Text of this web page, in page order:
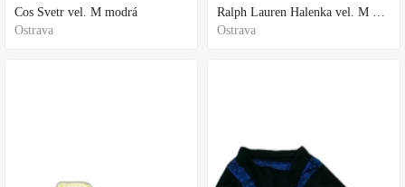
Cos Svetr vel. M modrá
Ostrava
Ralph Lauren Halenka vel. M bílá
Ostrava